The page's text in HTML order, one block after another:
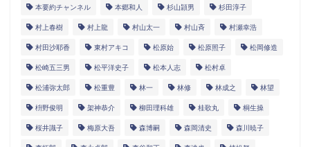
本要約チャンネル 本郷和人 杉山頴男 杉田淳子
村上春樹 村上龍 村山太一 村山斉 村瀬幸浩
村田沙耶香 東村アキコ 松原始 松原照子 松岡修造
松崎五三男 松平洋史子 松本人志 松村卓
松浦弥太郎 松重豊 林一 林修 林成之 林望
枡野俊明 架神恭介 柳田理科雄 桂歌丸 桐生操
桜井識子 梅原大吾 森博嗣 森岡清史 森川暁子